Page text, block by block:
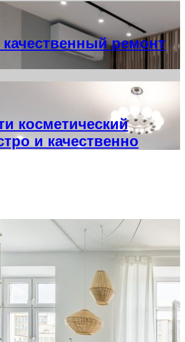
ремонт
косметический
и качественно